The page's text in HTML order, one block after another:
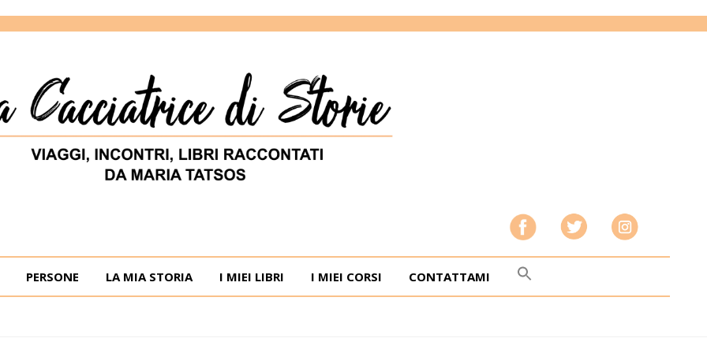
TATSOS
PERSONE LA MIA STORIA I MIEI LIBRI I MIEI CORSI CONTATTAMI